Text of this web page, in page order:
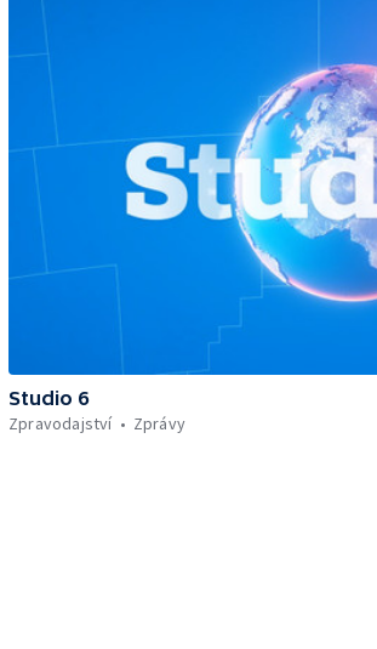
Studio 6
Zpravodajství
Zprávy